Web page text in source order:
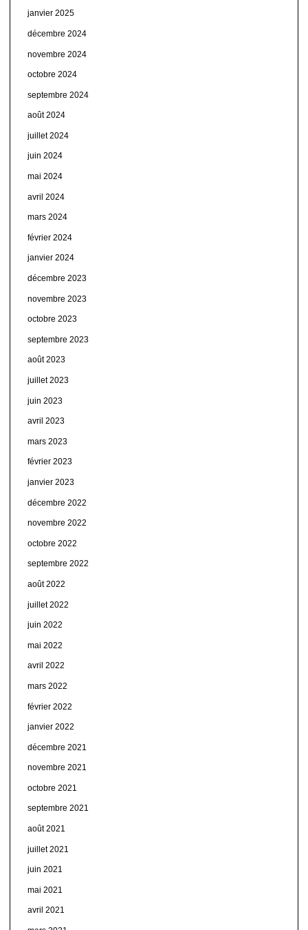
janvier 2025
décembre 2024
novembre 2024
octobre 2024
septembre 2024
août 2024
juillet 2024
juin 2024
mai 2024
avril 2024
mars 2024
février 2024
janvier 2024
décembre 2023
novembre 2023
octobre 2023
septembre 2023
août 2023
juillet 2023
juin 2023
avril 2023
mars 2023
février 2023
janvier 2023
décembre 2022
novembre 2022
octobre 2022
septembre 2022
août 2022
juillet 2022
juin 2022
mai 2022
avril 2022
mars 2022
février 2022
janvier 2022
décembre 2021
novembre 2021
octobre 2021
septembre 2021
août 2021
juillet 2021
juin 2021
mai 2021
avril 2021